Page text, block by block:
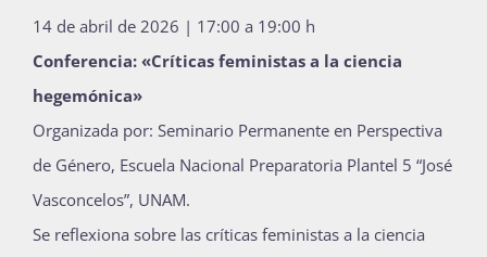
14 de abril de 2026 | 17:00 a 19:00 h
Conferencia: «Críticas feministas a la ciencia
hegemónica»
Organizada por: Seminario Permanente en Perspectiva
de Género, Escuela Nacional Preparatoria Plantel 5 “José
Vasconcelos”, UNAM.
Se reflexiona sobre las críticas feministas a la ciencia